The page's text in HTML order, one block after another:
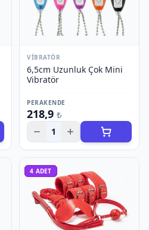
VIBRATÖR
6,5cm Uzunluk Çok Mini
Vibratör
PERAKENDE
218,9 ₺
1
4 ADET